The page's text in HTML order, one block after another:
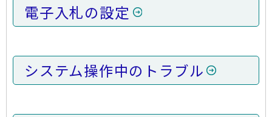
電子入札の設定
システム操作中のトラブル